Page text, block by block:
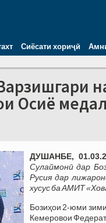
Сиёсати хориҷӣ
Осиё
ДУШАНБЕ,
Сулаймонӣ дар
Русия дар
хусус ба АМИТ
Бозиҳои 2-юми
Кемеровои